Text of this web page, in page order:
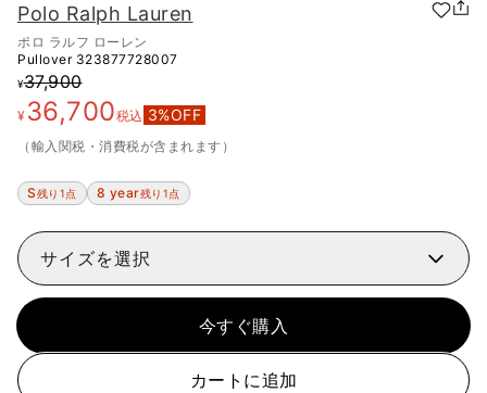
Polo Ralph Lauren
ポロ ラルフ ローレン
Pullover 323877728007
¥37,900
¥ 36,700税込 3%OFF
（輸入関税・消費税が含まれます）
S残り1点 8 year残り1点
サイズを選択
今すぐ購入
カートに追加